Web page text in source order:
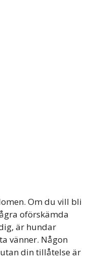
Om du vill bli
oförskämda
är hundar
vänner. Någon
din tillåtelse är